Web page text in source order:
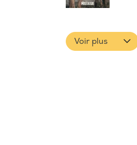
Voir plus